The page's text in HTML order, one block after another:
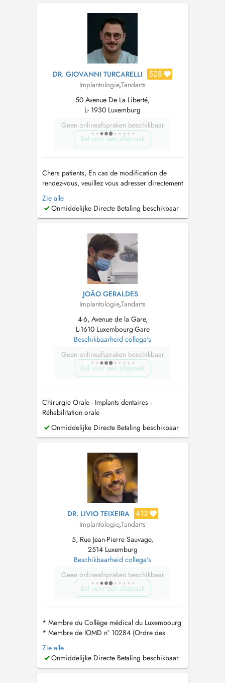
DR. GIOVANNI TURCARELLI 528
Implantologie,Tandarts
50 Avenue De La Liberté,
L- 1930 Luxemburg
Geen onlineafspraken beschikbaar
Bel voor een afspraak
Chers patients, En cas de modification de
rendez-vous, veuillez vous adresser directement
à notre secrétariat au +352 498050. Merci
pour votre compréhension. Diplôme de
Docteur en Médecine Dentaire de l'Université
Parodontologie Formation...
Zie alle
Onmiddelijke Directe Betaling beschikbaar
JOÃO GERALDES
Implantologie,Tandarts
4-6, Avenue de la Gare,
L-1610 Luxembourg-Gare
Beschikbaarheid collega's
Geen onlineafspraken beschikbaar
Bel voor een afspraak
Chirurgie Orale - Implants dentaires -
Réhabilitation orale
Onmiddelijke Directe Betaling beschikbaar
DR. LIVIO TEIXEIRA 412
Implantologie,Tandarts
5, Rue Jean-Pierre Sauvage,
2514 Luxemburg
Beschikbaarheid collega's
Geen onlineafspraken beschikbaar
Bel voor een afspraak
* Membre du Collège médical du Luxembourg
* Membre de lOMD n° 10284 (Ordre des
Médecins Dentistes du Portugal) PT : As
consultas disponíveis no Doctena são
exclusivamente reservadas para novos
Zie alle
Onmiddelijke Directe Betaling beschikbaar